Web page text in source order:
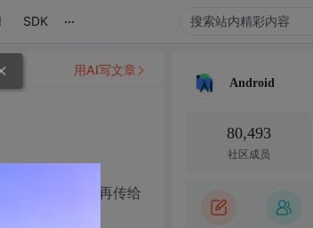
SDK ...
java处理后，再传给
用AI写文章
Android
80,493
社区成员